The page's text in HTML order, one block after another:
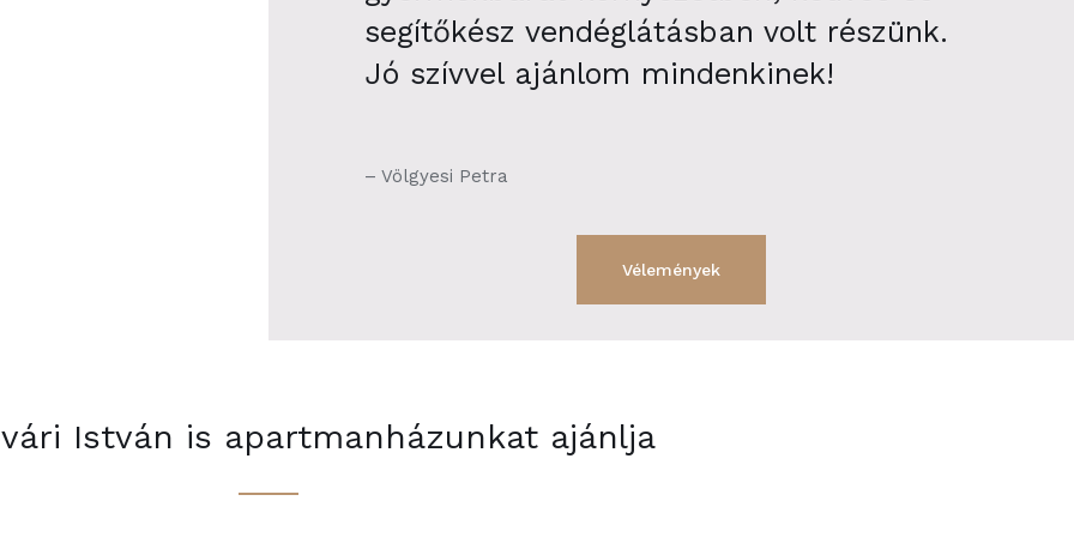
segítőkész vendéglátásban volt részünk.
Jó szívvel ajánlom mindenkinek!
– Völgyesi Petra
Vélemények
István is apartmanházunkat ajánlja